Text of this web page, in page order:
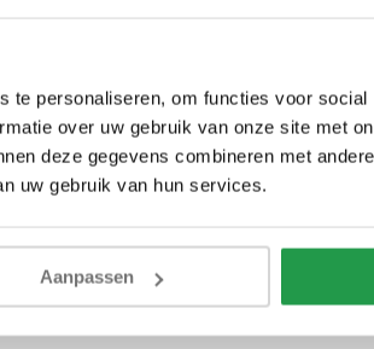
te personaliseren, om functies voor
over uw gebruik van onze site met
deze gegevens combineren met
uw gebruik van hun services.
Aanpassen
dubbele,